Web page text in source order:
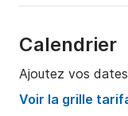
- W-LAN à bord -
Envoyez-nous un
êtes intéressé!
Calendrier
Ajoutez vos
Voir la grille